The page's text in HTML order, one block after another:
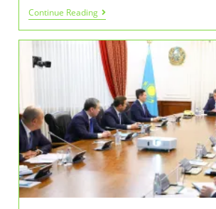
Continue ReadingҚазақстан
Мен
Түркия
Президенттері
Alem.ai
Халықаралық
Жасанды
Интеллект
Орталығына
Барды